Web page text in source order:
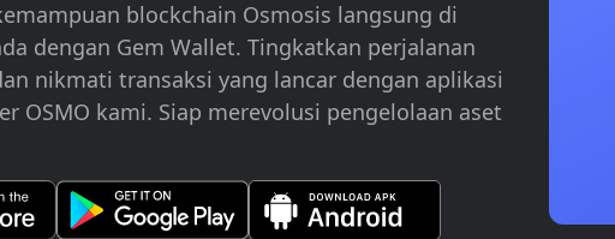
blockchain Osmosis langsung di
dengan Gem Wallet. Tingkatkan perjalanan
nikmati transaksi yang lancar dengan aplikasi
OSMO kami. Siap merevolusi pengelolaan aset